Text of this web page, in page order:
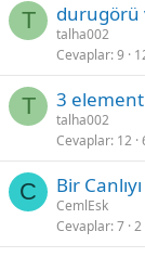
T durugörü
talha002
Cevaplar 9
T 3
talha002
Cevaplar 12
C Bir
CemlEsk
Cevaplar 7 2